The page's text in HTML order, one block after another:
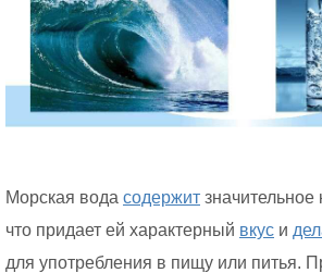
Морская вода содержит значительное
что придает ей характерный вкус и
для употребления в пищу или питья.